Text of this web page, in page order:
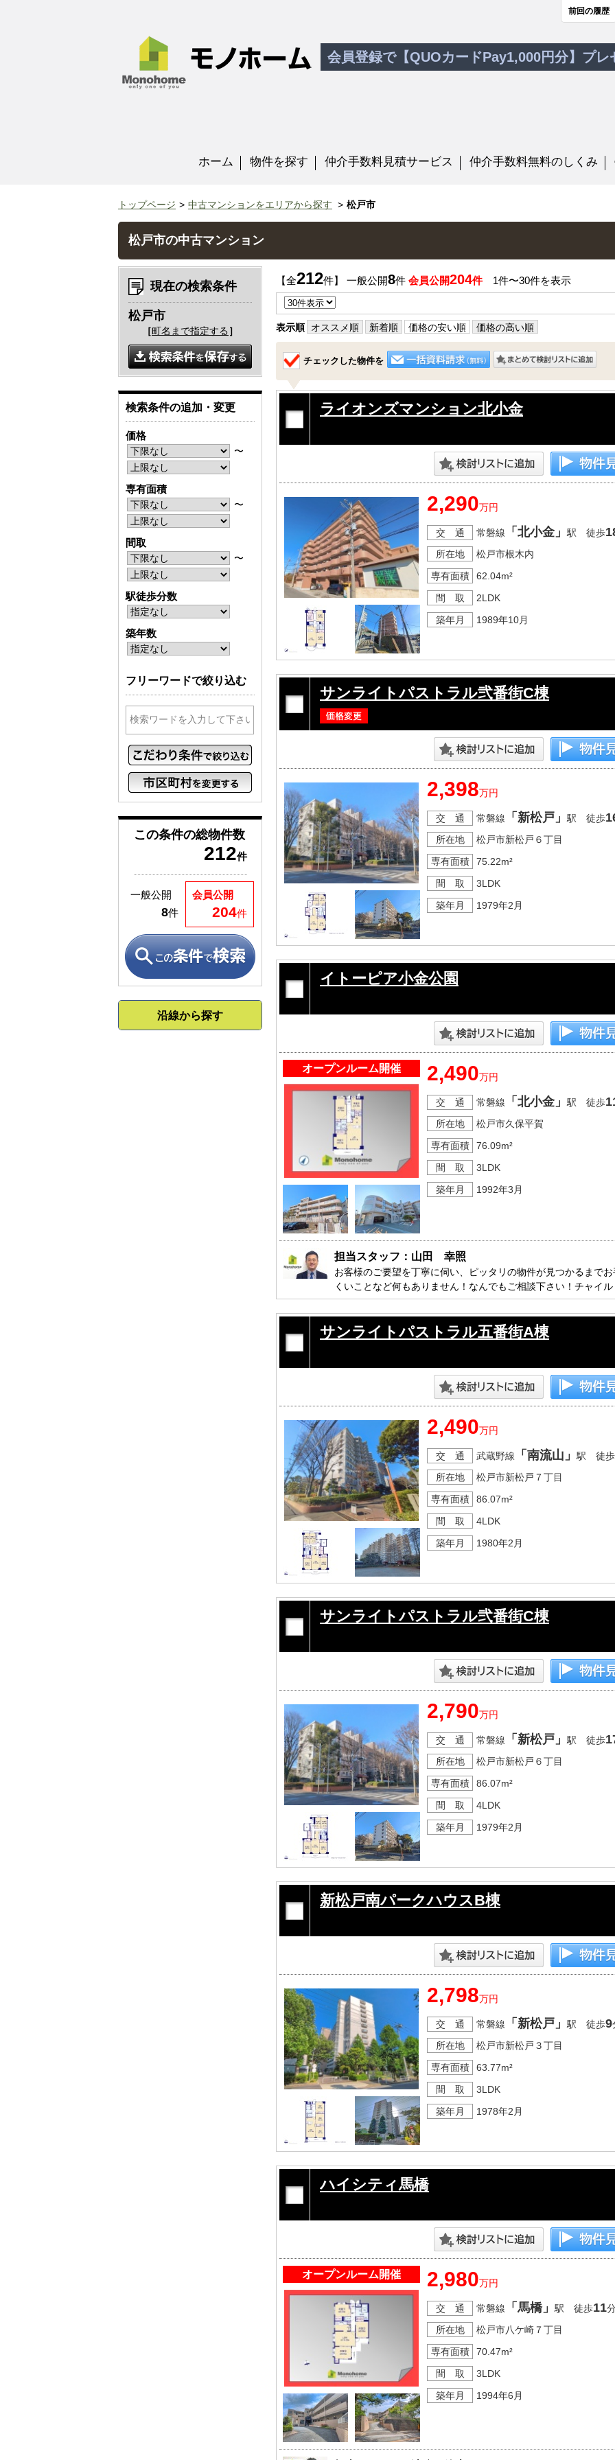
前回の履歴
会員登録で【QUOカードPay1,000円分】プレ
ホーム 物件を探す 仲介手数料見積サービス 仲介手数料無料のしくみ
トップページ 中古マンションをエリアから探す 松戸市
松戸市の中古マンション
【全212件】 一般公開8件 会員公開204件1件〜30件を表示
表示順 オススメ順 新着順 価格の安い順 価格の高い順
チェックした物件を
ライオンズマンション北小金
2,290万円
交 通 常磐線 「北小金」駅 徒歩
所在地
松戸市根木内
専有面積
62.04m²
間 取
2LDK
築年月
1989年10月
サンライトパストラル弐番街C棟
2,398万円
交 通 常磐線 「新松戸」駅 徒歩
所在地
松戸市新松戸６丁目
専有面積
75.22m²
間 取
3LDK
築年月
1979年2月
イトーピア小金公園
オープンルーム開催 2,490万円
交 通 常磐線 「北小金」駅 徒歩
所在地
松戸市久保平賀
専有面積
76.09m²
間 取
3LDK
築年月
1992年3月
担当スタッフ：山田　幸照
お客様のご要望を丁寧に伺い、ピッタリの物件が見つかるまで
くいことなど何もありません！なんでもご相談下さい！チャイ
す。
サンライトパストラル五番街A棟
2,490万円
交 通 武蔵野線 「南流山」駅 徒歩
所在地
松戸市新松戸７丁目
専有面積
86.07m²
間 取
4LDK
築年月
1980年2月
サンライトパストラル弐番街C棟
2,790万円
交 通 常磐線 「新松戸」駅 徒歩
所在地
松戸市新松戸６丁目
専有面積
86.07m²
間 取
4LDK
築年月
1979年2月
新松戸南パークハウスB棟
2,798万円
交 通 常磐線 「新松戸」駅 徒歩9
所在地
松戸市新松戸３丁目
専有面積
63.77m²
間 取
3LDK
築年月
1978年2月
ハイシティ馬橋
オープンルーム開催 2,980万円
交 通 常磐線 「馬橋」駅 徒歩11
所在地
松戸市八ケ崎７丁目
専有面積
70.47m²
間 取
3LDK
築年月
1994年6月
現在の検索条件
松戸市
［町名まで指定する ］
検索条件の追加・変更
価格
〜
専有面積
〜
間取
〜
駅徒歩分数
築年数
フリーワードで絞り込む
この条件の総物件数
212件
会員公開
204件
一般公開
8件
沿線から探す